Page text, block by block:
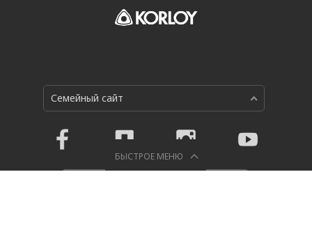
БЫСТРОЕ МЕНЮ
Семейный сайт